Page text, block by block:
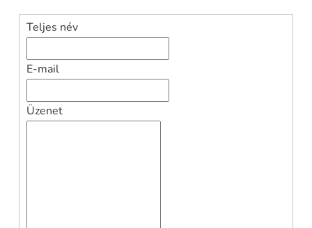
Teljes név
E-mail
Üzenet